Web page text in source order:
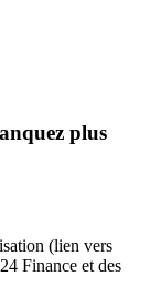
plus
(lien vers
Finance et des